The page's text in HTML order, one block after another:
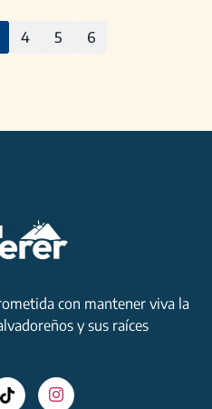
4 5 6
con mantener viva la
y sus raíces